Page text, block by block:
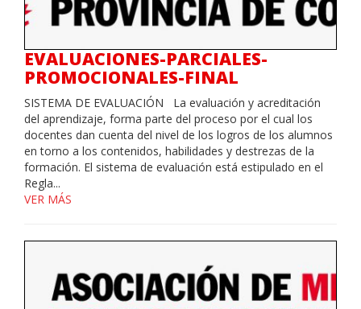
EVALUACIONES-PARCIALES-
PROMOCIONALES-FINAL
SISTEMA DE EVALUACIÓN La evaluación y acreditación
del aprendizaje, forma parte del proceso por el cual los
docentes dan cuenta del nivel de los logros de los alumnos
en torno a los contenidos, habilidades y destrezas de la
formación. El sistema de evaluación está estipulado en el
Regla...
VER MÁS